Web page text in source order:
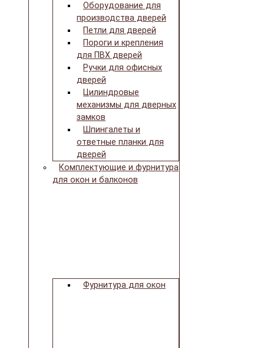
Оборудование для
производства дверей
Петли для дверей
Пороги и крепления
для ПВХ дверей
Ручки для офисных
дверей
Цилиндровые
механизмы для дверных
замков
Шпингалеты и
ответные планки для
дверей
Комплектующие и фурнитура
для окон и балконов
Фурнитура для окон